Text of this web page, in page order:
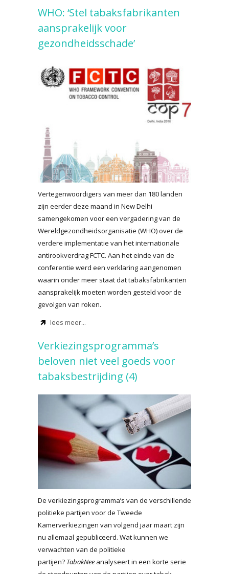
WHO: ‘Stel tabaksfabrikanten
aansprakelijk voor
gezondheidsschade’
Vertegenwoordigers van meer dan 180 landen
zijn eerder deze maand in New Delhi
samengekomen voor een vergadering van de
Wereldgezondheidsorganisatie (WHO) over de
verdere implementatie van het internationale
antirookverdrag FCTC. Aan het einde van de
conferentie werd een verklaring aangenomen
waarin onder meer staat dat tabaksfabrikanten
aansprakelijk moeten worden gesteld voor de
gevolgen van roken.
lees meer...
Verkiezingsprogramma’s
beloven niet veel goeds voor
tabaksbestrijding (4)
De verkiezingsprogramma’s van de verschillende
politieke partijen voor de Tweede
Kamerverkiezingen van volgend jaar maart zijn
nu allemaal gepubliceerd. Wat kunnen we
verwachten van de politieke
partijen? TabakNee analyseert in een korte serie